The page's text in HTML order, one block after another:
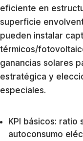
eficiente en
superficie
pueden instalar
térmicos/
ganancias solares
estratégica y
especiales.
KPI básicos: ratio
autoconsumo